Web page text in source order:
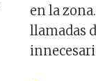
en la
llamadas